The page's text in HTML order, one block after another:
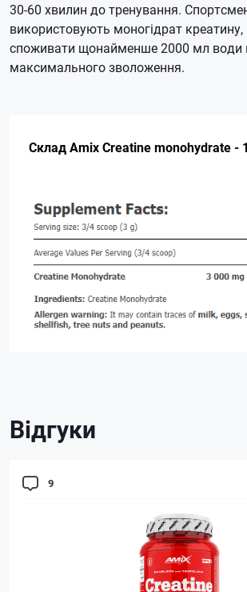
30-60 хвилин до тренування.
використовують моногідрат креатину,
споживати щонайменше 2000 мл води
максимального зволоження.
Склад Amix Creatine monohydrate -
Відгуки
9